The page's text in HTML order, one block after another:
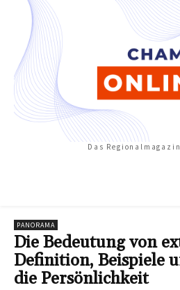
Das
PANORAMA
Die Bedeutung von
Definition, Beispiele
die Persönlichkeit